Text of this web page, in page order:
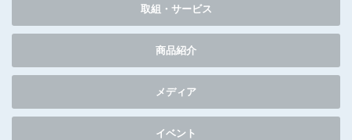
取組・サービス
商品紹介
メディア
イベント